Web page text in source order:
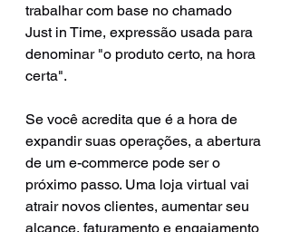
trabalhar com base no chamado
Just in Time, expressão usada para
denominar "o produto certo, na hora
certa".
Se você acredita que é a hora de
expandir suas operações, a abertura
de um e-commerce pode ser o
próximo passo. Uma loja virtual vai
atrair novos clientes, aumentar seu
alcance, faturamento e engajamento